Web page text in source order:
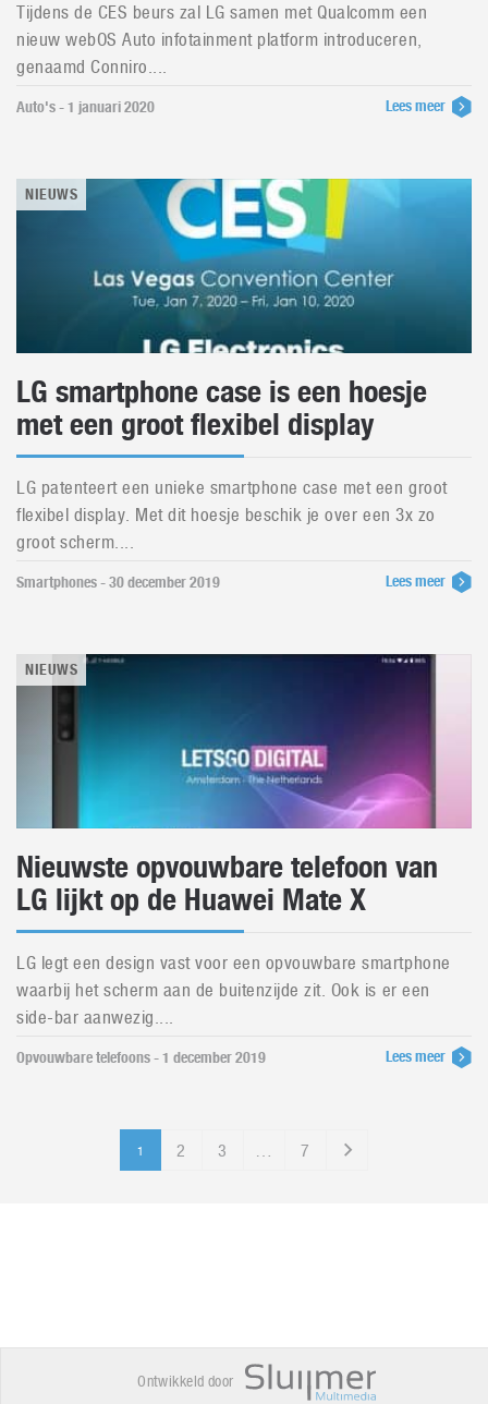
Tijdens de CES beurs zal LG samen met Qualcomm een
nieuw webOS Auto infotainment platform introduceren,
genaamd Conniro....
Auto's - 1 januari 2020 Lees meer
NIEUWS
LG smartphone case is een hoesje
met een groot flexibel display
LG patenteert een unieke smartphone case met een groot
flexibel display. Met dit hoesje beschik je over een 3x zo
groot scherm....
Smartphones - 30 december 2019 Lees meer
NIEUWS
Nieuwste opvouwbare telefoon van
LG lijkt op de Huawei Mate X
LG legt een design vast voor een opvouwbare smartphone
waarbij het scherm aan de buitenzijde zit. Ook is er een
side-bar aanwezig....
Opvouwbare telefoons - 1 december 2019 Lees meer
1 2 3 … 7
Ontwikkeld door